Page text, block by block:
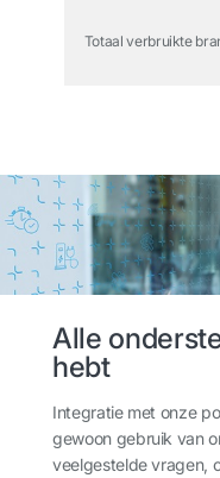
Totaal verbruikte
Alle
hebt
Integratie met onze
gewoon gebruik van
veelgestelde vragen,